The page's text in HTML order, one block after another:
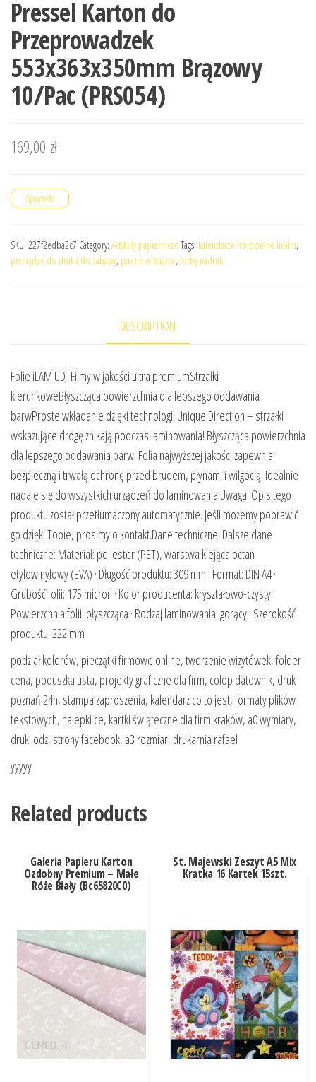
Pressel Karton do
Przeprowadzek
553x363x350mm Brązowy
10/Pac (PRS054)
169,00 zł
Sprawdź
SKU: 227f2edba2c7 Category: Artykuły papiernicze Tags: kalendarze trójdzielne lublin,
pieniądze do druku do zabawy, puzzle w książce, torby nadruk
DESCRIPTION
Folie iLAM UDTFilmy w jakości ultra premiumStrzałki
kierunkoweBłyszcząca powierzchnia dla lepszego oddawania
barwProste wkładanie dzięki technologii Unique Direction – strzałki
wskazujące drogę znikają podczas laminowania! Błyszcząca powierzchnia
dla lepszego oddawania barw. Folia najwyższej jakości zapewnia
bezpieczną i trwałą ochronę przed brudem, płynami i wilgocią. Idealnie
nadaje się do wszystkich urządzeń do laminowania.Uwaga! Opis tego
produktu został przetłumaczony automatycznie. Jeśli możemy poprawić
go dzięki Tobie, prosimy o kontakt.Dane techniczne: Dalsze dane
techniczne: Materiał: poliester (PET), warstwa klejąca octan
etylowinylowy (EVA) · Długość produktu: 309 mm · Format: DIN A4 ·
Grubość folii: 175 micron · Kolor producenta: kryształowo-czysty ·
Powierzchnia folii: błyszcząca · Rodzaj laminowania: gorący · Szerokość
produktu: 222 mm
podział kolorów, pieczątki firmowe online, tworzenie wizytówek, folder
cena, poduszka usta, projekty graficzne dla firm, colop datownik, druk
poznań 24h, stampa zaproszenia, kalendarz co to jest, formaty plików
tekstowych, nalepki ce, kartki świąteczne dla firm kraków, a0 wymiary,
druk lodz, strony facebook, a3 rozmiar, drukarnia rafael
yyyyy
Related products
Galeria Papieru Karton
Ozdobny Premium – Małe
Róże Biały (Bc65820C0)
St. Majewski Zeszyt A5 Mix
Kratka 16 Kartek 15szt.